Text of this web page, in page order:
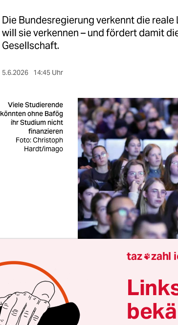
Die Bundesregierung verkennt die
will sie verkennen – und fördert damit
Gesellschaft.
5.6.2026 14:45 Uhr
Viele Studierende
könnten ohne Bafög
ihr Studium nicht
finanzieren
Foto: Christoph
Hardt/imago
taz zahl